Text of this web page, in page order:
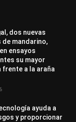
dos nuevas
de mandarino,
ensayos
su mayor
frente a la araña
ayuda a
y proporcionar